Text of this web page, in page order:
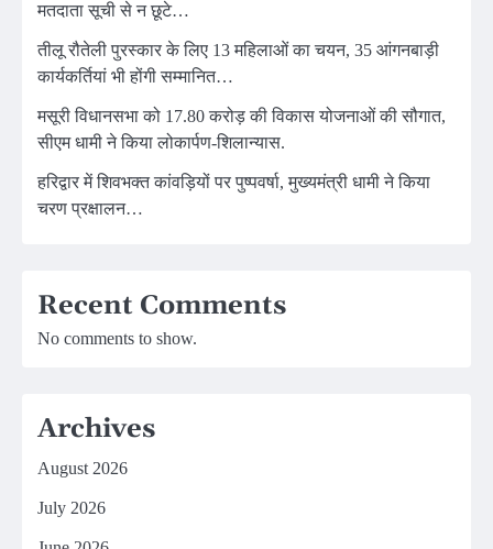
मतदाता सूची से न छूटे…
तीलू रौतेली पुरस्कार के लिए 13 महिलाओं का चयन, 35 आंगनबाड़ी
कार्यकर्तियां भी होंगी सम्मानित…
मसूरी विधानसभा को 17.80 करोड़ की विकास योजनाओं की सौगात,
सीएम धामी ने किया लोकार्पण-शिलान्यास.
हरिद्वार में शिवभक्त कांवड़ियों पर पुष्पवर्षा, मुख्यमंत्री धामी ने किया
चरण प्रक्षालन…
Recent Comments
No comments to show.
Archives
August 2026
July 2026